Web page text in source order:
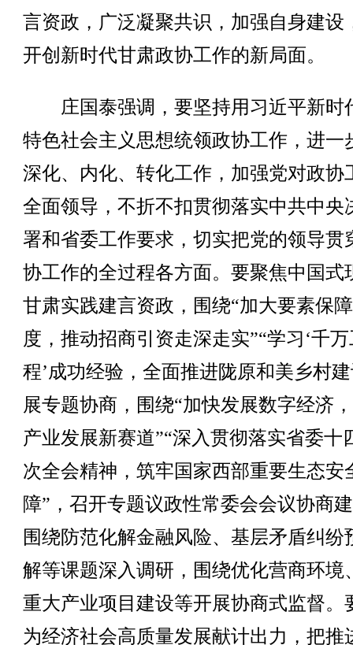
言资政，广泛凝聚共识，加强自身建设
开创新时代甘肃政协工作的新局面。
庄国泰强调，要坚持用习近平新时
特色社会主义思想统领政协工作，进一
深化、内化、转化工作，加强党对政协
全面领导，不折不扣贯彻落实中共中央
署和省委工作要求，切实把党的领导贯
协工作的全过程各方面。要聚焦中国式
甘肃实践建言资政，围绕“加大要素保
度，推动招商引资走深走实”“学习‘千
程’成功经验，全面推进陇原和美乡村
展专题协商，围绕“加快发展数字经济
产业发展新赛道”“深入贯彻落实省委十
次全会精神，筑牢国家西部重要生态安
障”，召开专题议政性常委会会议协商
围绕防范化解金融风险、基层矛盾纠纷
解等课题深入调研，围绕优化营商环境
重大产业项目建设等开展协商式监督。
为经济社会高质量发展献计出力，把推